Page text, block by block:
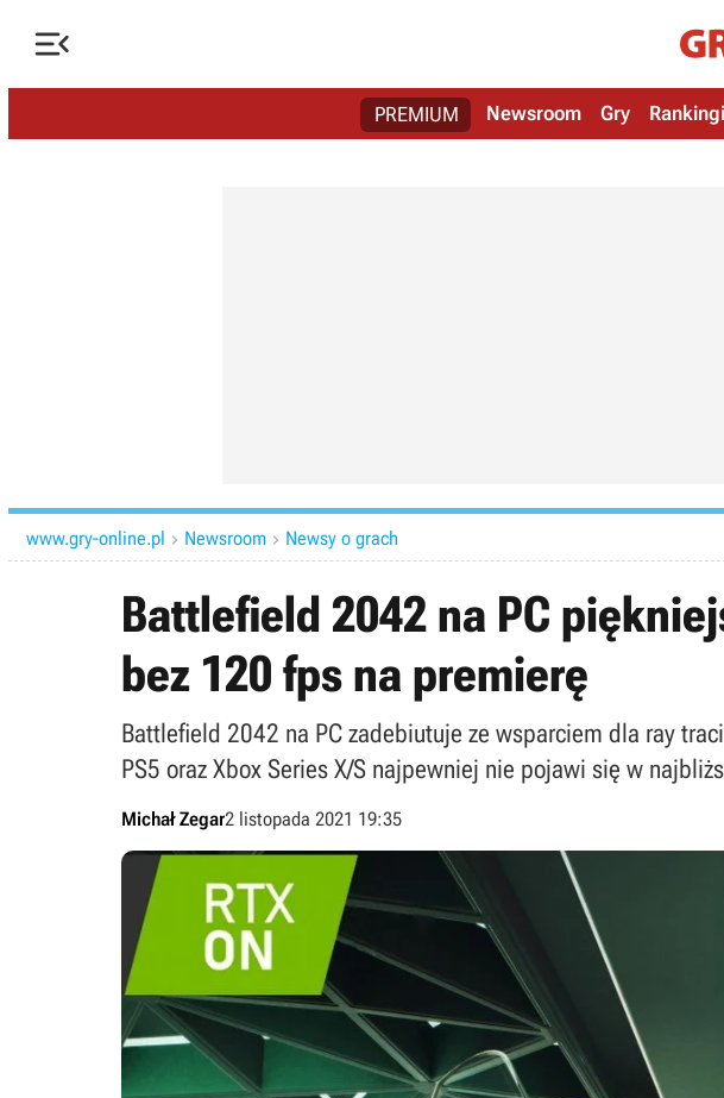

PREMIUM Newsroom Gry Rankingi
www.gry-online.pl  Newsroom  Newsy o grach
Battlefield 2042 na PC
bez 120 fps na premierę
Battlefield 2042 na PC zadebiutuje ze wsparciem dla ray
PS5 oraz Xbox Series X/S najpewniej nie pojawi się w
Michał Zegar2 listopada 2021 19:35